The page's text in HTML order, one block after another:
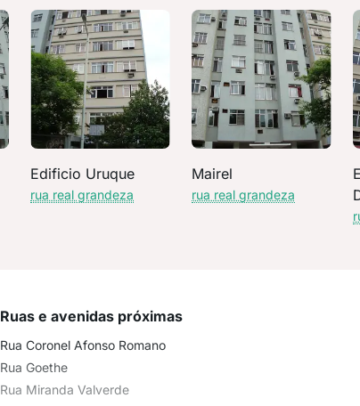
Edificio Uruque
rua real grandeza
Mairel
rua real grandeza
Ruas e avenidas próximas
Rua Coronel Afonso Romano
Rua Goethe
Rua Miranda Valverde